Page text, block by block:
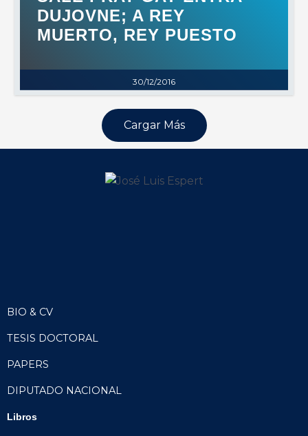
30/12/2016
DUJOVNE; A REY
MUERTO, REY PUESTO
Cargar Más
BIO & CV
TESIS DOCTORAL
PAPERS
DIPUTADO NACIONAL
Libros